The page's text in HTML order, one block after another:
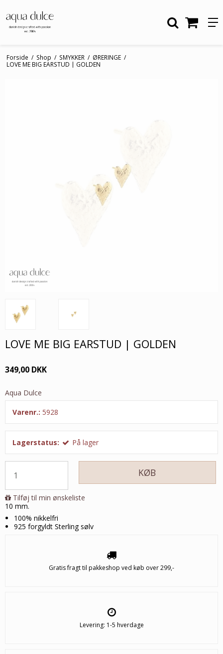
Forside / Shop / SMYKKER / ØRERINGE /
LOVE ME BIG EARSTUD | GOLDEN
LOVE ME BIG EARSTUD | GOLDEN
349,00 DKK
Aqua Dulce
Varenr.: 5928
Lagerstatus: På lager
KØB
Tilføj til min ønskeliste
10 mm.
100% nikkelfri
925 forgyldt Sterling sølv
Gratis fragt til pakkeshop ved køb over 299,-
Levering: 1-5 hverdage